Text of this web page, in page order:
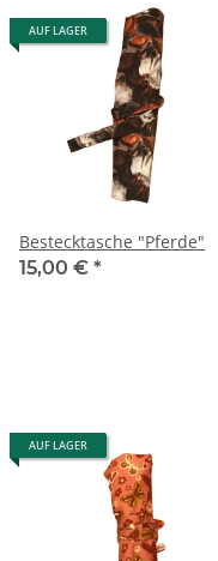
AUF LAGER
Bestecktasche "Pferde"
15,00 € *
AUF LAGER